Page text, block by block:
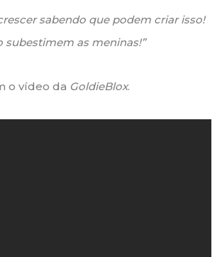
sabendo que podem criar isso!
subestimem as meninas!”
o vídeo da GoldieBlox.